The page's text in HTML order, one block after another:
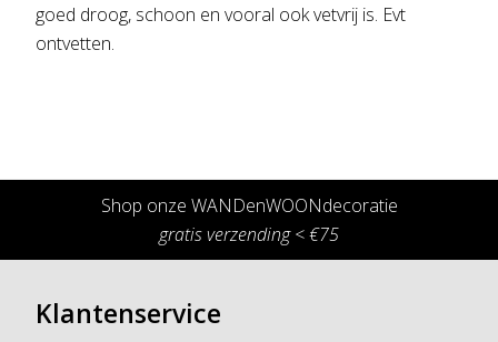
goed droog, schoon en vooral ook vetvrij is. Evt
ontvetten.
Shop onze WANDenWOONdecoratie
gratis verzending < €75
Klantenservice